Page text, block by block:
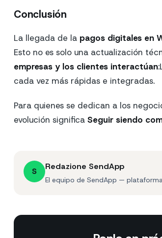
Conclusión
La llegada de la pagos digitales en
Esto no es solo una actualización
empresas y los clientes interactúan
cada vez más rápidas e integradas.
Para quienes se dedican a los
evolución significa Seguir siendo
S Redazione SendApp
El equipo de SendApp —